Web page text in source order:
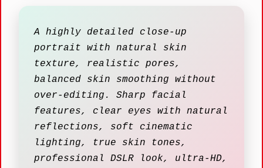
A highly detailed close-up
portrait with natural skin
texture, realistic pores,
balanced skin smoothing without
over-editing. Sharp facial
features, clear eyes with natural
reflections, soft cinematic
lighting, true skin tones,
professional DSLR look, ultra-HD,